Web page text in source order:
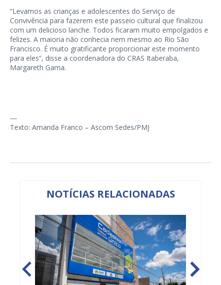
“Levamos as crianças e adolescentes do Serviço de
Convivência para fazerem este passeio cultural que finalizou
com um delicioso lanche. Todos ficaram muito empolgados e
felizes. A maioria não conhecia nem mesmo ao Rio São
Francisco. É muito gratificante proporcionar este momento
para eles”, disse a coordenadora do CRAS Itaberaba,
Margareth Gama.
—
Texto: Amanda Franco – Ascom Sedes/PMJ
NOTÍCIAS RELACIONADAS